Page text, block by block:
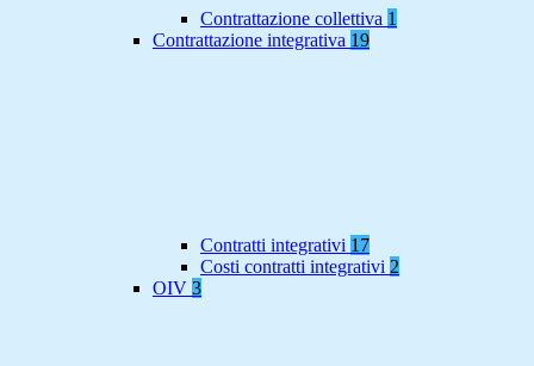
Contrattazione collettiva 1
Contrattazione integrativa 19
Contratti integrativi 17
Costi contratti integrativi 2
OIV 3